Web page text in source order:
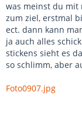
was meinst du mit
zum ziel, erstmal
ect. dann kann
ja auch alles
stickens sieht es
so schlimm, aber
Foto0907.jpg